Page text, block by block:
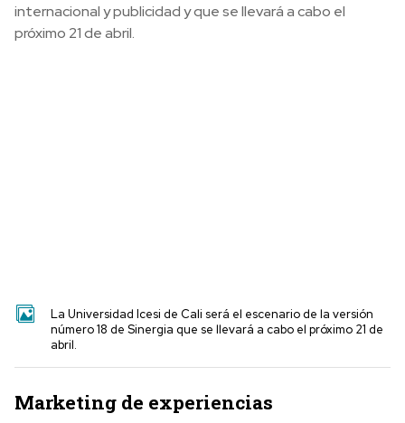
internacional y publicidad y que se llevará a cabo el
próximo 21 de abril.
La Universidad Icesi de Cali será el escenario de la versión
número 18 de Sinergia que se llevará a cabo el próximo 21 de
abril.
Marketing de experiencias